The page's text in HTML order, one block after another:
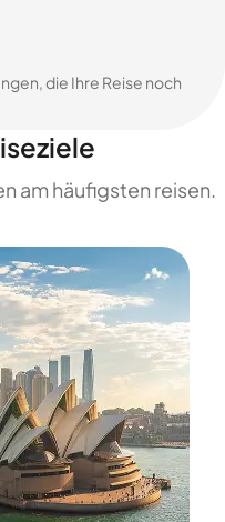
die Ihre Reise noch
am häufigsten reisen.